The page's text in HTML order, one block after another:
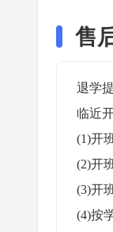
售
退学
临近
(1)开
(2)开
(3)开
(4)按